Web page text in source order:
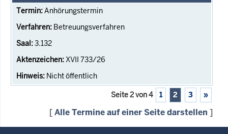
Anhörungstermin
Betreuungsverfahren
3.132
XVII 733/26
Nicht öffentlich
Seite 2 von 4 1 2 3 »
[Alle Termine auf einer Seite darstellen ]